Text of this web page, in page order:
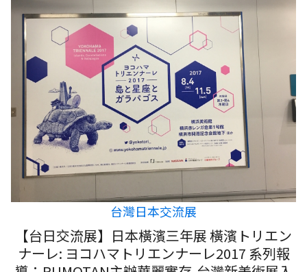
台灣日本交流展
【台日交流展】日本橫濱三年展 橫濱トリエン
ナーレ: ヨコハマトリエンナーレ2017 系列報